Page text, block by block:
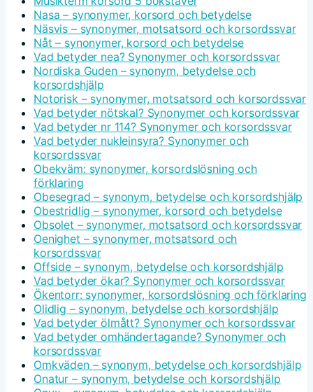
Nasa – synonymer, korsord och betydelse
Näsvis – synonymer, motsatsord och korsordssvar
Nåt – synonymer, korsord och betydelse
Vad betyder nea? Synonymer och korsordssvar
Nordiska Guden – synonym, betydelse och
korsordshjälp
Notorisk – synonymer, motsatsord och korsordssvar
Vad betyder nötskal? Synonymer och korsordssvar
Vad betyder nr 114? Synonymer och korsordssvar
Vad betyder nukleinsyra? Synonymer och
korsordssvar
Obekväm: synonymer, korsordslösning och
förklaring
Obesegrad – synonym, betydelse och korsordshjälp
Obestridlig – synonymer, korsord och betydelse
Obsolet – synonymer, motsatsord och korsordssvar
Oenighet – synonymer, motsatsord och
korsordssvar
Offside – synonym, betydelse och korsordshjälp
Vad betyder ökar? Synonymer och korsordssvar
Ökentorr: synonymer, korsordslösning och förklaring
Olidlig – synonym, betydelse och korsordshjälp
Vad betyder ölmått? Synonymer och korsordssvar
Vad betyder omhändertagande? Synonymer och
korsordssvar
Omkväden – synonym, betydelse och korsordshjälp
Onatur – synonym, betydelse och korsordshjälp